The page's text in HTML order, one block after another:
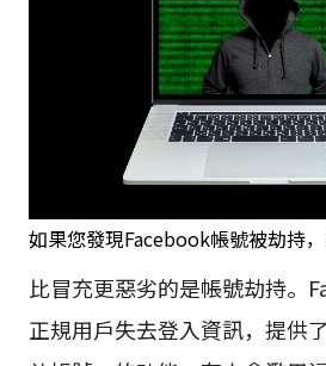
如果您發現Facebook帳號被劫持，
比冒充更惡劣的是帳號劫持。
正規用戶失去登入資訊，提供